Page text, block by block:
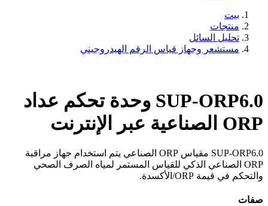
بيت
منتجات
تحليل السائل
مستشعر وجهاز قياس الرقم الهيدروجيني
SUP-ORP6.0 وحدة تحكم عداد
ORP الصناعية عبر الإنترنت
SUP-ORP6.0 مقياس ORP الصناعي يتم استخدام جهاز مراقبة
ORP الصناعي الذكي للقياس المستمر لمياه الصرف الصحي
والتحكم في قيمة ORP/الأكسدة.
صفات